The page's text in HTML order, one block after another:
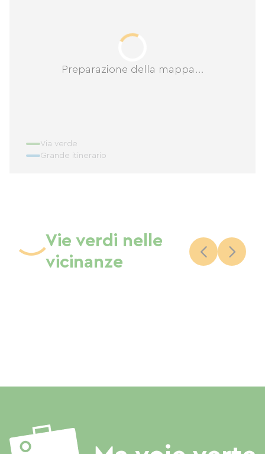
Preparazione della mappa...
Via verde
Grande itinerario
Vie verdi nelle
vicinanze